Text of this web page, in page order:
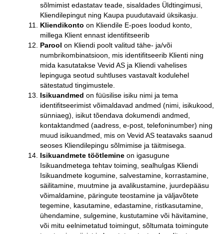
sõlmimist edastatav teade, sisaldades Üldtingimusi,
Kliendilepingut ning Kaupa puudutavaid üksikasju.
Kliendikonto on Kliendile E-poes loodud konto,
millega Klient ennast identifitseerib
Parool on Kliendi poolt valitud tähe- ja/või
numbrikombinatsioon, mis identifitseerib Klienti ning
mida kasutatakse Vevid AS ja Kliendi vahelises
lepinguga seotud suhtluses vastavalt kodulehel
sätestatud tingimustele.
Isikuandmed on füüsilise isiku nimi ja tema
identifitseerimist võimaldavad andmed (nimi, isikukood,
sünniaeg), isikut tõendava dokumendi andmed,
kontaktandmed (aadress, e-post, telefoninumber) ning
muud isikuandmed, mis on Vevid AS teatavaks saanud
seoses Kliendilepingu sõlmimise ja täitmisega.
Isikuandmete töötlemine on igasugune
Isikuandmetega tehtav toiming, sealhulgas Kliendi
Isikuandmete kogumine, salvestamine, korrastamine,
säilitamine, muutmine ja avalikustamine, juurdepääsu
võimaldamine, päringute teostamine ja väljavõtete
tegemine, kasutamine, edastamine, ristkasutamine,
ühendamine, sulgemine, kustutamine või hävitamine,
või mitu eelnimetatud toimingut, sõltumata toimingute